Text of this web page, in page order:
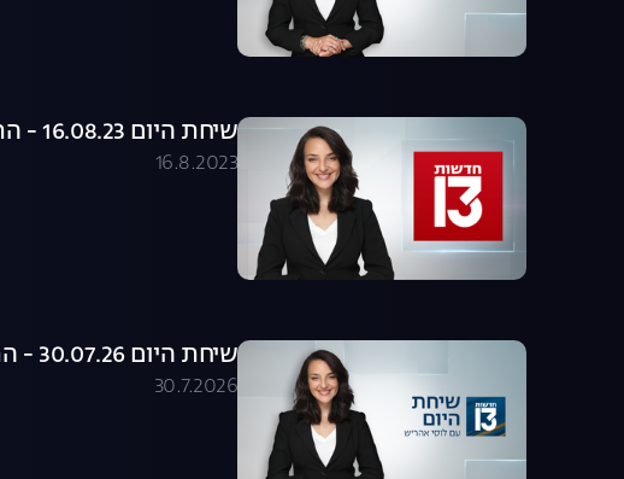
שיחת היום 16.08.23 - התכנית המלאה
16.8.2023
שיחת היום 30.07.26 - התכנית המלאה
30.7.2026